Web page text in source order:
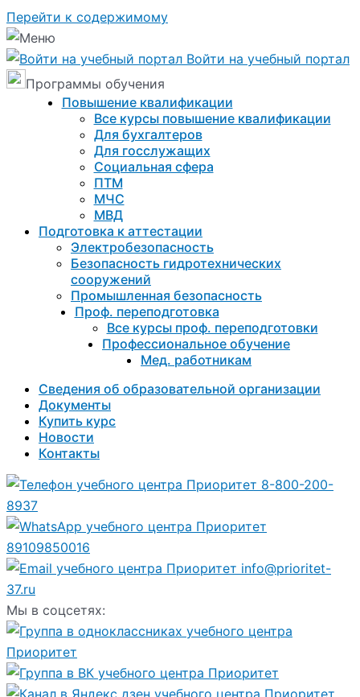
Перейти к содержимому
Войти на учебный портал
Программы обучения
Повышение квалификации
Все курсы повышение квалификации
Для бухгалтеров
Для госслужащих
Социальная сфера
ПТМ
МЧС
МВД
Подготовка к aттестации
Электробезопасность
Безопасность гидротехнических
сооружений
Промышленная безопасность
Проф. переподготовка
Все курсы проф. переподготовки
Профессиональное обучение
Мед. работникам
Сведения об образовательной организации
Документы
Купить курс
Новости
Контакты
8-800-200-
8937
89109850016
info@prioritet-
37.ru
Мы в соцсетях: